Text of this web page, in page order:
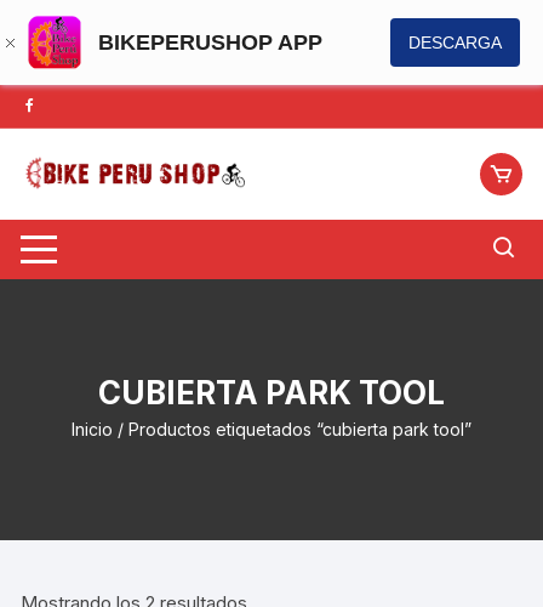
BIKEPERUSHOP APP DESCARGA
Saltar
al
contenido
CUBIERTA PARK TOOL
Inicio / Productos etiquetados “cubierta park tool”